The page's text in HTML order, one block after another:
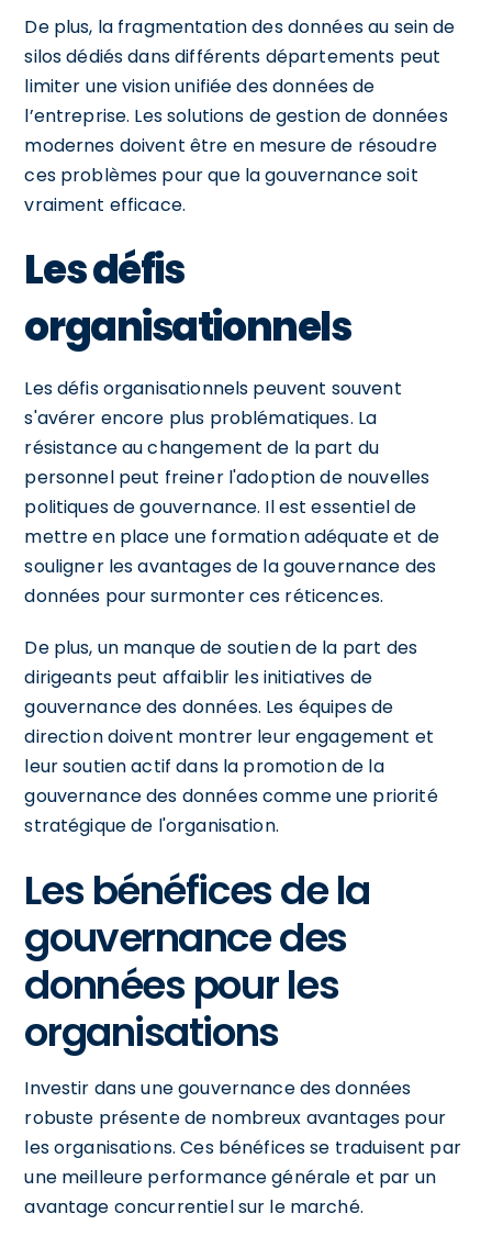
De plus, la fragmentation des données au sein de
silos dédiés dans différents départements peut
limiter une vision unifiée des données de
l’entreprise. Les solutions de gestion de données
modernes doivent être en mesure de résoudre
ces problèmes pour que la gouvernance soit
vraiment efficace.
Les défis
organisationnels
Les défis organisationnels peuvent souvent
s'avérer encore plus problématiques. La
résistance au changement de la part du
personnel peut freiner l'adoption de nouvelles
politiques de gouvernance. Il est essentiel de
mettre en place une formation adéquate et de
souligner les avantages de la gouvernance des
données pour surmonter ces réticences.
De plus, un manque de soutien de la part des
dirigeants peut affaiblir les initiatives de
gouvernance des données. Les équipes de
direction doivent montrer leur engagement et
leur soutien actif dans la promotion de la
gouvernance des données comme une priorité
stratégique de l'organisation.
Les bénéfices de la
gouvernance des
données pour les
organisations
Investir dans une gouvernance des données
robuste présente de nombreux avantages pour
les organisations. Ces bénéfices se traduisent par
une meilleure performance générale et par un
avantage concurrentiel sur le marché.